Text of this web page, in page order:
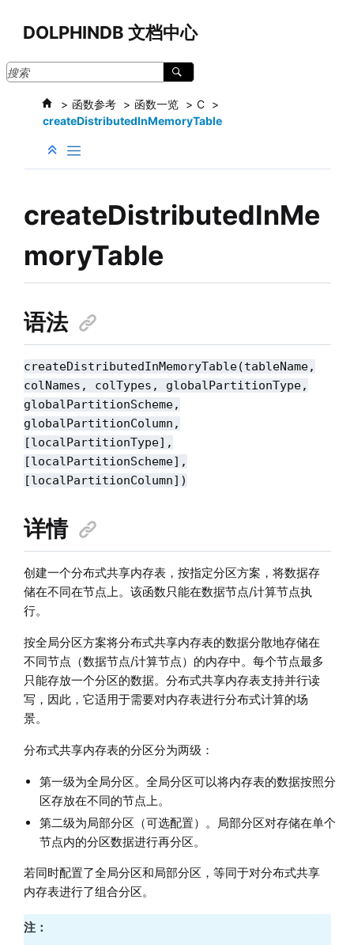
DOLPHINDB 文档中心
函数参考 函数一览
C
createDistributedInMemoryTable
createDistributedInMe
moryTable
语法
createDistributedInMemoryTable(tableName,
colNames, colTypes, globalPartitionType,
globalPartitionScheme,
globalPartitionColumn,
[localPartitionType],
[localPartitionScheme],
[localPartitionColumn])
详情
创建一个分布式共享内存表，按指定分区方案，将数据存
储在不同在节点上。该函数只能在数据节点/计算节点执
行。
按全局分区方案将分布式共享内存表的数据分散地存储在
不同节点（数据节点/计算节点）的内存中。每个节点最多
只能存放一个分区的数据。分布式共享内存表支持并行读
写，因此，它适用于需要对内存表进行分布式计算的场
景。
分布式共享内存表的分区分为两级：
第一级为全局分区。全局分区可以将内存表的数据按照分
区存放在不同的节点上。
第二级为局部分区（可选配置）。局部分区对存储在单个
节点内的分区数据进行再分区。
若同时配置了全局分区和局部分区，等同于对分布式共享
内存表进行了组合分区。
注：